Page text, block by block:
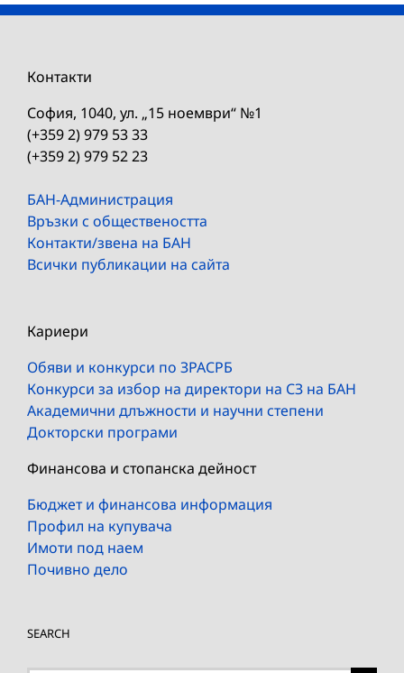
Контакти
София, 1040, ул. „15 ноември“ №1
(+359 2) 979 53 33
(+359 2) 979 52 23
БАН-Администрация
Връзки с обществеността
Контакти/звена на БАН
Всички публикации на сайта
Кариери
Обяви и конкурси по ЗРАСРБ
Конкурси за избор на директори на СЗ на БАН
Академични длъжности и научни степени
Докторски програми
Финансова и стопанска дейност
Бюджет и финансова информация
Профил на купувача
Имоти под наем
Почивно дело
SEARCH